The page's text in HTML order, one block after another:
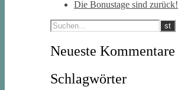
Die Bonustage sind zurück!
Neueste Kommentare
Schlagwörter